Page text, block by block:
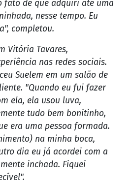
fato de que adquiri até uma
nesse tempo. Eu
completou.
Vitória Tavares,
nas redes sociais.
Suelem em um salão de
"Quando eu fui fazer
ela, ela usou luva,
tudo bem bonitinho,
era uma pessoa formada.
na minha boca,
dia eu já acordei com a
inchada. Fiquei